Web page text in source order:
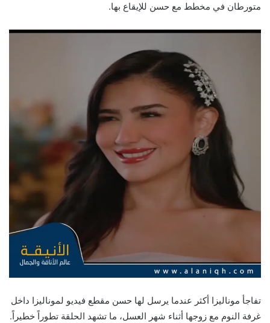
متورطان في مخطط مع حسن للإيقاع بها.
تفاجأ موناليزا أكثر عندما يرسل لها حسن مقطع فيديو لموناليزا داخل
غرفة النوم مع زوجها أثناء شهر العسل، ما تشهد الحلقة تطوراً خطيراً.